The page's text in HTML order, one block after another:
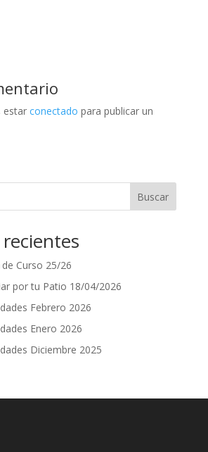
estar conectado para publicar un
Buscar
Curso 25/26
por tu Patio 18/04/2026
Febrero 2026
Enero 2026
Diciembre 2025